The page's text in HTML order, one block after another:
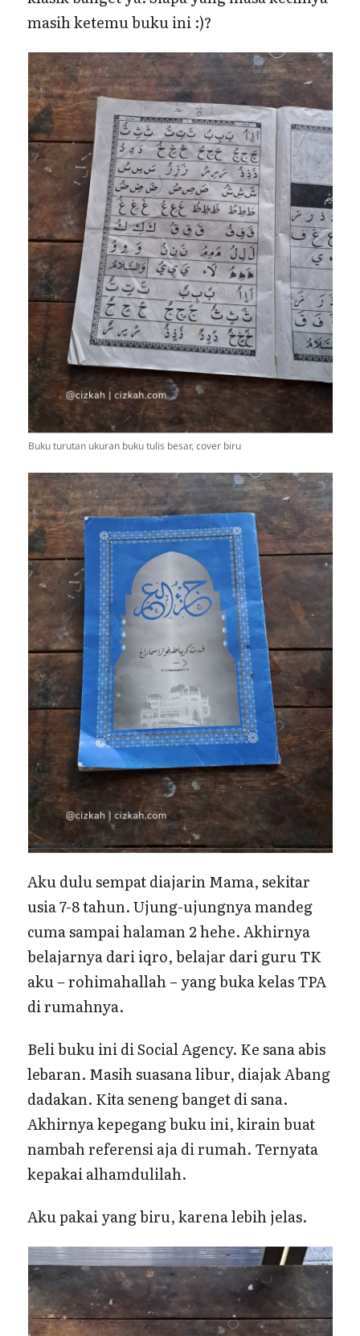
masih ketemu buku ini :)?
Buku turutan ukuran buku tulis besar, cover biru
Aku dulu sempat diajarin Mama, sekitar
usia 7-8 tahun. Ujung-ujungnya mandeg
cuma sampai halaman 2 hehe. Akhirnya
belajarnya dari iqro, belajar dari guru TK
aku – rohimahallah – yang buka kelas TPA
di rumahnya.
Beli buku ini di Social Agency. Ke sana abis
lebaran. Masih suasana libur, diajak Abang
dadakan. Kita seneng banget di sana.
Akhirnya kepegang buku ini, kirain buat
nambah referensi aja di rumah. Ternyata
kepakai alhamdulilah.
Aku pakai yang biru, karena lebih jelas.